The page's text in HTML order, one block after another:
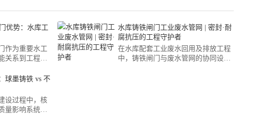
优势：水库工
作为重要水工
关系到工程安
选用选的材
的力学性能、
性，成为现代
择。该材质不
水库铸铁闸门工业废水管网 | 密封·耐
腐抗压的工程守护者
在水库配套工业废水回用及排放工程
中，铸铁闸门与废水管网的协同设计
球墨铸铁 vs 不
设过程中，核
量影响系统运